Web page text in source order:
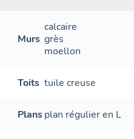
Murs
calcaire
grès
moellon
Toits tuile creuse
Plansplan régulier en L